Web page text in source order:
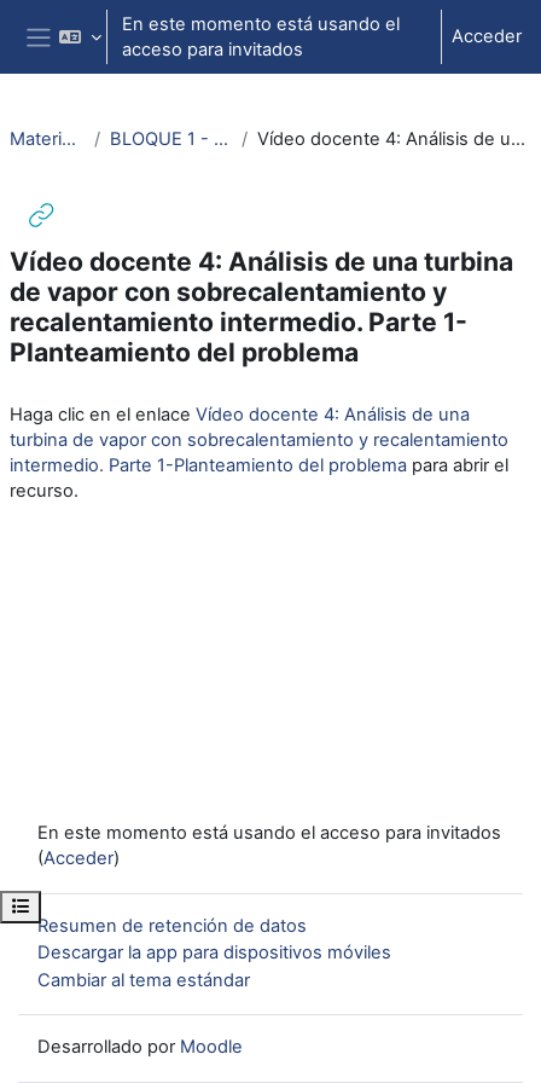
Salta al contenido principal
Panel lateral
En este momento está usando el
acceso para invitados
Acceder
Abrir índice del curso
Material termodinámica e ing. térmica BLOQUE 1 - TERMODINÁMICA: Tema 5. Ciclos de turbina de vapor Vídeo docente 4: Análisis de una turbina de vapor con sobrecalentamiento y recalentamiento intermedio. Parte 1-Planteamiento del problema
Vídeo docente 4: Análisis de una turbina
de vapor con sobrecalentamiento y
recalentamiento intermedio. Parte 1-
Planteamiento del problema
Haga clic en el enlace Vídeo docente 4: Análisis de una
turbina de vapor con sobrecalentamiento y recalentamiento
intermedio. Parte 1-Planteamiento del problema para abrir el
recurso.
En este momento está usando el acceso para invitados
(Acceder)
Resumen de retención de datos
Descargar la app para dispositivos móviles
Cambiar al tema estándar
Desarrollado por Moodle